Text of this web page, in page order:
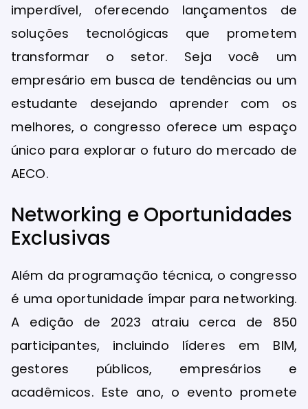
imperdível, oferecendo lançamentos de
soluções tecnológicas que prometem
transformar o setor. Seja você um
empresário em busca de tendências ou um
estudante desejando aprender com os
melhores, o congresso oferece um espaço
único para explorar o futuro do mercado de
AECO.
Networking e Oportunidades
Exclusivas
Além da programação técnica, o congresso
é uma oportunidade ímpar para networking.
A edição de 2023 atraiu cerca de 850
participantes, incluindo líderes em BIM,
gestores públicos, empresários e
acadêmicos. Este ano, o evento promete